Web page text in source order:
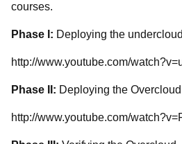
courses.
Phase I: Deploying the undercloud
http://www.youtube.com/
Phase II: Deploying the Overcloud
http://www.youtube.com/